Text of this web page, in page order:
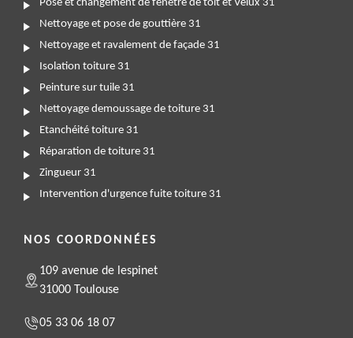
Pose et changement de fenêtre de toit et Velux 31
Nettoyage et pose de gouttière 31
Nettoyage et ravalement de façade 31
Isolation toiture 31
Peinture sur tuile 31
Nettoyage demoussage de toiture 31
Etanchéité toiture 31
Réparation de toiture 31
Zingueur 31
Intervention d'urgence fuite toiture 31
NOS COORDONNÉES
109 avenue de lespinet
31000 Toulouse
05 33 06 18 07